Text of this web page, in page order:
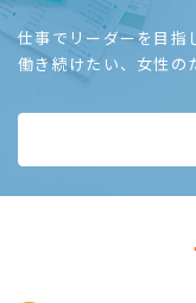
仕事でリーダーを目指
働き続けたい、女性の